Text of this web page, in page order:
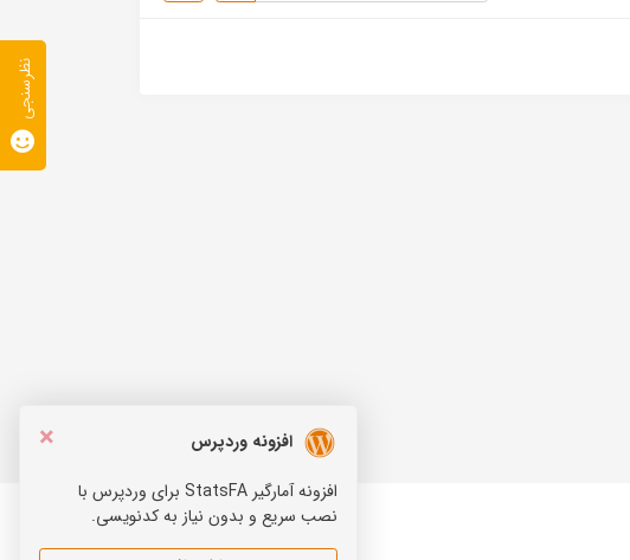
×
افزونه وردپرس
افزونه آمارگیر StatsFA برای وردپرس با
نصب سریع و بدون نیاز به کدنویسی.
نظرسنجی